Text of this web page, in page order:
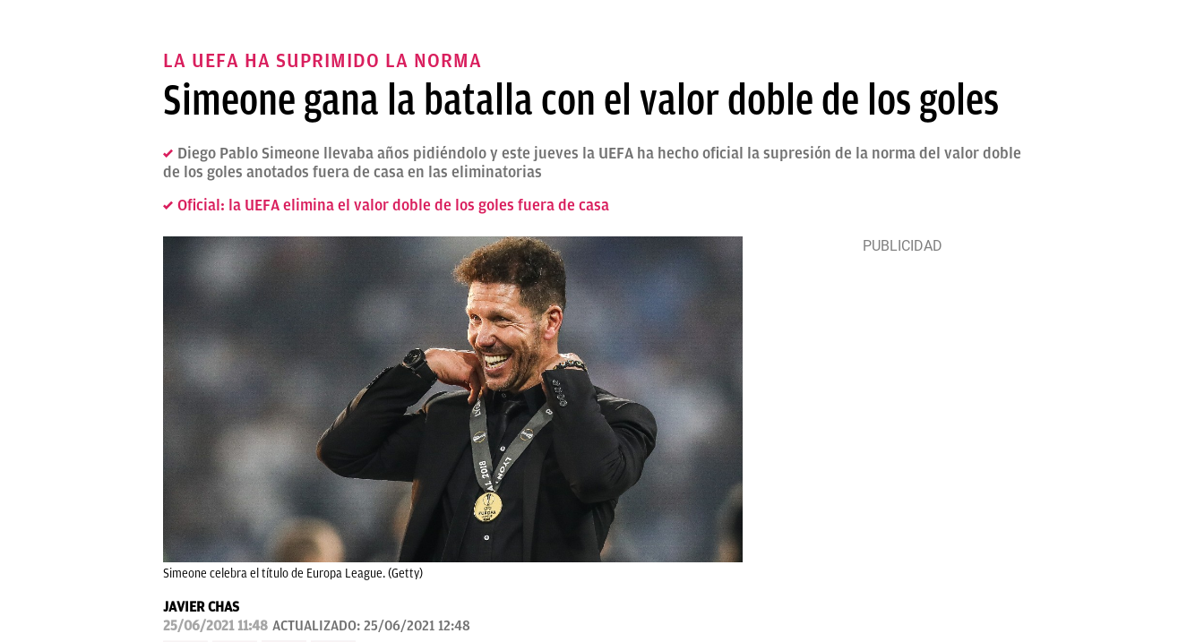
LA UEFA HA SUPRIMIDO LA NORMA
Simeone gana la batalla con el valor doble de los goles
Diego Pablo Simeone llevaba años pidiéndolo y este jueves la UEFA ha hecho oficial la supresión de la norma del valor doble
de los goles anotados fuera de casa en las eliminatorias
Oficial: la UEFA elimina el valor doble de los goles fuera de casa
Simeone celebra el título de Europa League. (Getty)
JAVIER CHAS
25/06/2021 11:48 ACTUALIZADO: 25/06/2021 12:48